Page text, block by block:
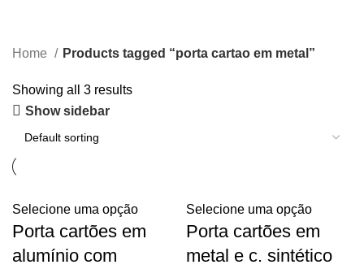
Home Products tagged “porta cartao em metal”
Showing all 3 results
Show sidebar
Selecione uma opção
Porta cartões em
alumínio com
Selecione uma opção
Porta cartões em
metal e c. sintético